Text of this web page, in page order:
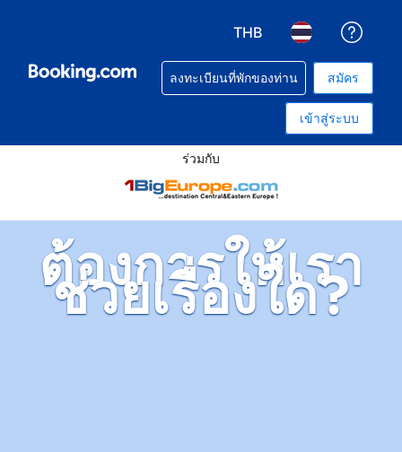
THB
ลงทะเบียนที่พักของท่าน สมัคร
เข้าสู่ระบบ
ร่วมกับ
ต้องการให้เรา
ช่วยเรื่องใด?